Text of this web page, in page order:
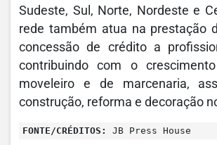
Sudeste, Sul, Norte, Nordeste e
rede também atua na prestação
concessão de crédito a
contribuindo com o
moveleiro e de marcenaria,
construção, reforma e decoração
FONTE/CRÉDITOS: JB Press House